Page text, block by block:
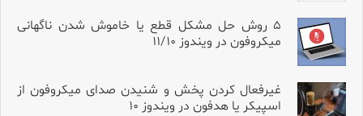
۵ روش حل مشکل قطع یا خاموش شدن ناگهانی
میکروفون در ویندوز ۱۱/۱۰
غیرفعال کردن پخش و شنیدن صدای میکروفون از
اسپیکر یا هدفون در ویندوز ۱۰